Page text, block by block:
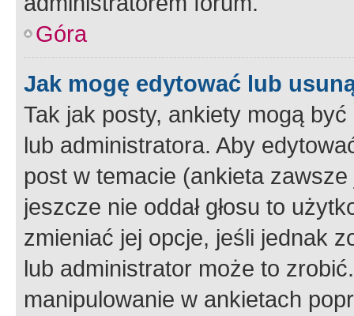
Góra
Jak mogę edytować lub
Tak jak posty, ankiety mogą
lub administratora. Aby
post w temacie (ankieta
jeszcze nie oddał głosu to
zmieniać jej opcje, jeśli jednak
lub administrator może to
manipulowanie w ankietach